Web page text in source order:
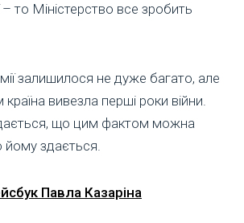
– то Міністерство все зробить
залишилося не дуже багато, але
вивезла перші роки війни.
що цим фактом можна
йому здається.
Павла Казаріна